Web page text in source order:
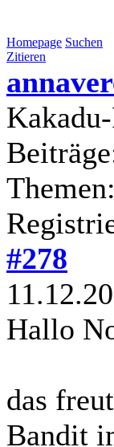
Homepage Suchen
Zitieren
#278
Hallo
das
Bandit